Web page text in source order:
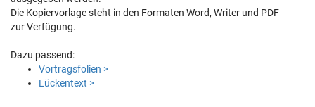
Die Kopiervorlage steht in den Formaten Word, Writer und PDF
zur Verfügung.
Dazu passend:
Vortragsfolien >
Lückentext >